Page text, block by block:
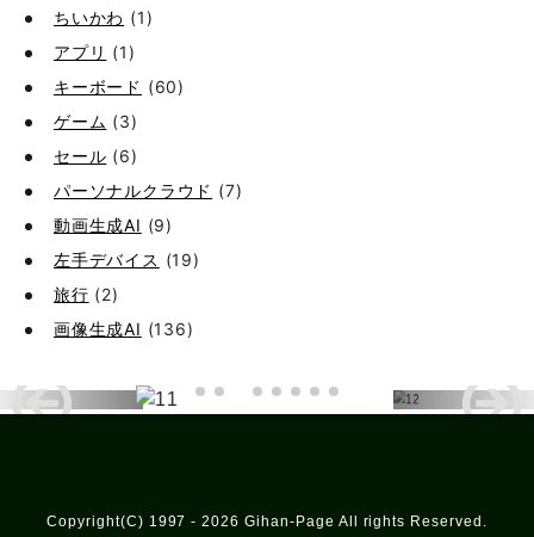
ちいかわ (1)
アプリ (1)
キーボード (60)
ゲーム (3)
セール (6)
パーソナルクラウド (7)
動画生成AI (9)
左手デバイス (19)
旅行 (2)
画像生成AI (136)
Copyright(C) 1997 - 2026 Gihan-Page All rights Reserved.